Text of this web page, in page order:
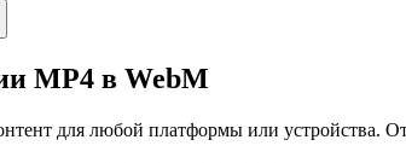
MP4 в WebM
для любой платформы или устройства.